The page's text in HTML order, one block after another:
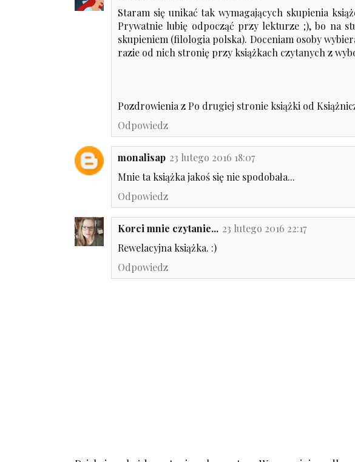
Staram się unikać tak wymagających skupienia
Prywatnie lubię odpocząć przy lekturze ;), bo na
skupieniem (filologia polska). Doceniam osoby
razie od nich stronię przy książkach czytanych z
Pozdrowienia z Po drugiej stronie książki od
Odpowiedz
monalisap 23 lutego 2016 18:07
Mnie ta książka jakoś się nie spodobała...
Odpowiedz
Korci mnie czytanie... 23 lutego 2016 22:17
Rewelacyjna książka. :)
Odpowiedz